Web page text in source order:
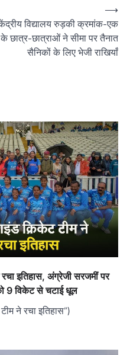
विद्यालय रुड़की क्रमांक-एक
के छात्र-छात्राओं ने सीमा पर तैनात
सैनिकों के लिए भेजी राखियाँ
⟶
इतिहास, अंग्रेजी सरजमीं पर
9 विकेट से चटाई धूल
ने रचा इतिहास”)